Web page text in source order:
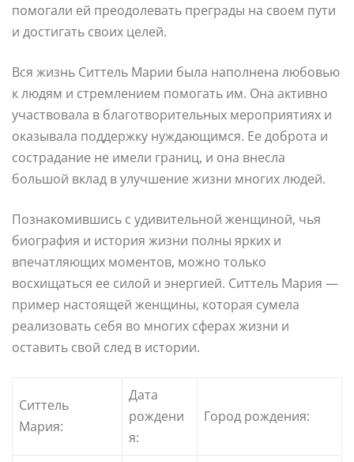
помогали ей преодолевать преграды на своем пути
и достигать своих целей.
Вся жизнь Ситтель Марии была наполнена любовью
к людям и стремлением помогать им. Она активно
участвовала в благотворительных мероприятиях и
оказывала поддержку нуждающимся. Ее доброта и
сострадание не имели границ, и она внесла
большой вклад в улучшение жизни многих людей.
Познакомившись с удивительной женщиной, чья
биография и история жизни полны ярких и
впечатляющих моментов, можно только
восхищаться ее силой и энергией. Ситтель Мария —
пример настоящей женщины, которая сумела
реализовать себя во многих сферах жизни и
оставить свой след в истории.
Ситтель
Мария:
Дата
рождени
я:
Город рождения: